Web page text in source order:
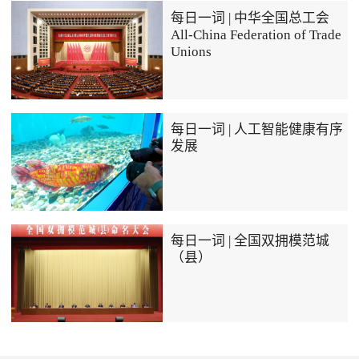
每日一词 | 中华全国总工会
All-China Federation of Trade
Unions
每日一词 | 人工智能健康有序
发展
每日一词 | 全国双拥模范城
（县）